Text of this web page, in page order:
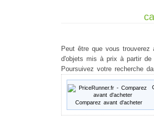
Peut être que vous
d'objets mis à prix à partir
Poursuivez votre recherche
Comparez avant d'acheter